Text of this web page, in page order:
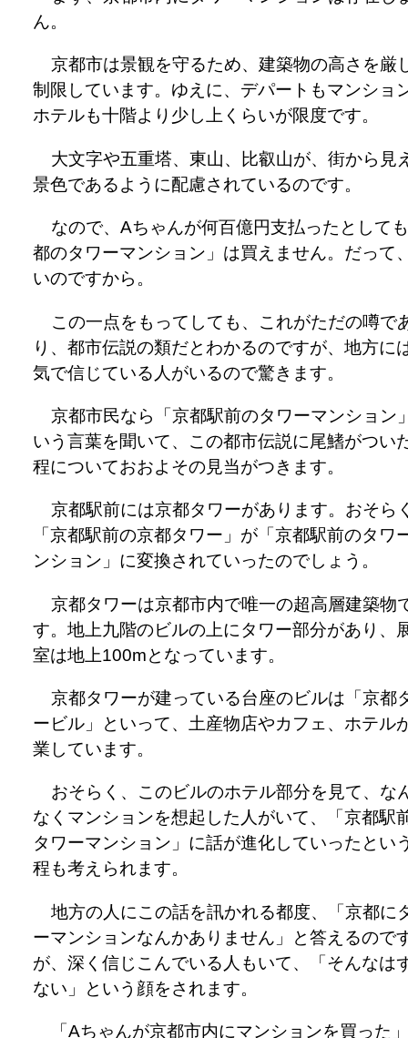
ん。
京都市は景観を守るため、建築物の高さを厳
制限しています。ゆえに、デパートもマンショ
ホテルも十階より少し上くらいが限度です。
大文字や五重塔、東山、比叡山が、街から見
景色であるように配慮されているのです。
なので、Aちゃんが何百億円支払ったとして
都のタワーマンション」は買えません。だって
いのですから。
この一点をもってしても、これがただの噂で
り、都市伝説の類だとわかるのですが、地方に
気で信じている人がいるので驚きます。
京都市民なら「京都駅前のタワーマンション
いう言葉を聞いて、この都市伝説に尾鰭がつい
程についておおよその見当がつきます。
京都駅前には京都タワーがあります。おそら
「京都駅前の京都タワー」が「京都駅前のタワ
ンション」に変換されていったのでしょう。
京都タワーは京都市内で唯一の超高層建築物
す。地上九階のビルの上にタワー部分があり、
室は地上100mとなっています。
京都タワーが建っている台座のビルは「京都
ービル」といって、土産物店やカフェ、ホテル
業しています。
おそらく、このビルのホテル部分を見て、な
なくマンションを想起した人がいて、「京都駅
タワーマンション」に話が進化していったとい
程も考えられます。
地方の人にこの話を訊かれる都度、「京都に
ーマンションなんかありません」と答えるので
が、深く信じこんでいる人もいて、「そんなは
ない」という顔をされます。
「Aちゃんが京都市内にマンションを買った